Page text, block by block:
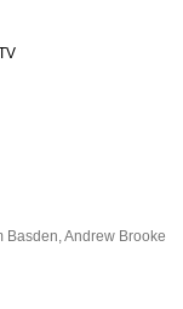
Basden ,Andrew Brooke